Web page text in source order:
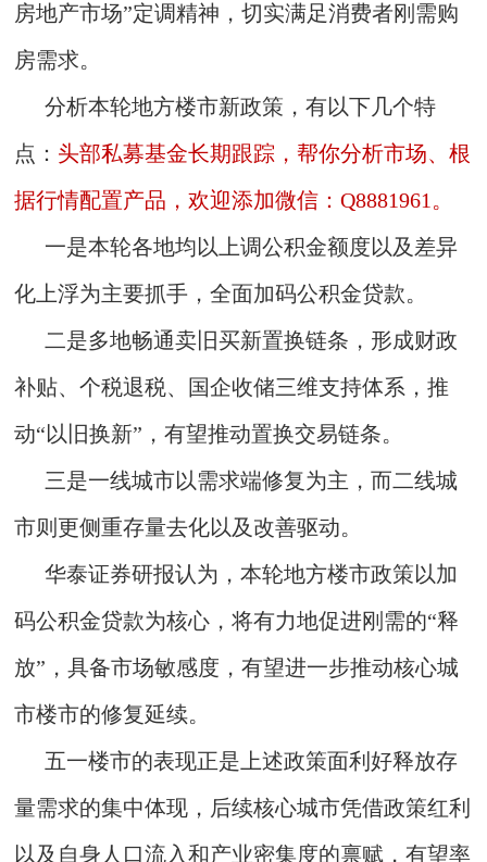
房地产市场”定调精神，切实满足消费者刚需购
房需求。
分析本轮地方楼市新政策，有以下几个特
点： 头部私募基金长期跟踪，帮你分析市场、根
据行情配置产品，欢迎添加微信：Q8881961。
一是本轮各地均以上调公积金额度以及差异
化上浮为主要抓手，全面加码公积金贷款。
二是多地畅通卖旧买新置换链条，形成财政
补贴、个税退税、国企收储三维支持体系，推
动“以旧换新”，有望推动置换交易链条。
三是一线城市以需求端修复为主，而二线城
市则更侧重存量去化以及改善驱动。
华泰证券研报认为，本轮地方楼市政策以加
码公积金贷款为核心，将有力地促进刚需的“释
放”，具备市场敏感度，有望进一步推动核心城
市楼市的修复延续。
五一楼市的表现正是上述政策面利好释放存
量需求的集中体现，后续核心城市凭借政策红利
以及自身人口流入和产业密集度的禀赋，有望率